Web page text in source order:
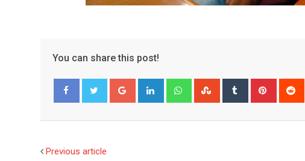
You can share this post!
Google+ LinkedIn WhatsappStumbleUpon
Tumblr Pinterest
Previous article